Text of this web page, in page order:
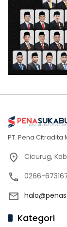
PT. Pena Citradita
Cicurug,
0266-
Kategori